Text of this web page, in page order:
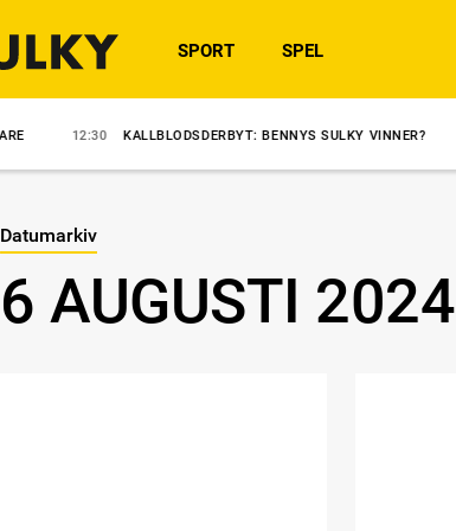
SPORT SPEL
12:30 KALLBLODSDERBYT: BENNYS SULKY VINNER? 11:01
Datumarkiv
6 AUGUSTI 2024